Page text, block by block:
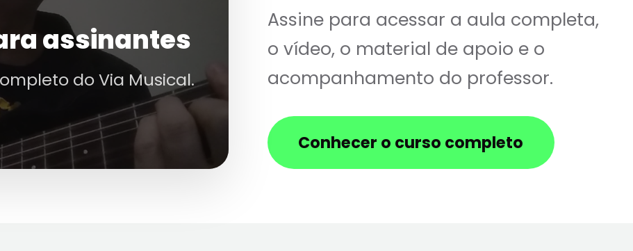
assinantes
do Via Musical.
Assine para acessar a aula completa,
o vídeo, o material de apoio e o
acompanhamento do professor.
Conhecer o curso completo